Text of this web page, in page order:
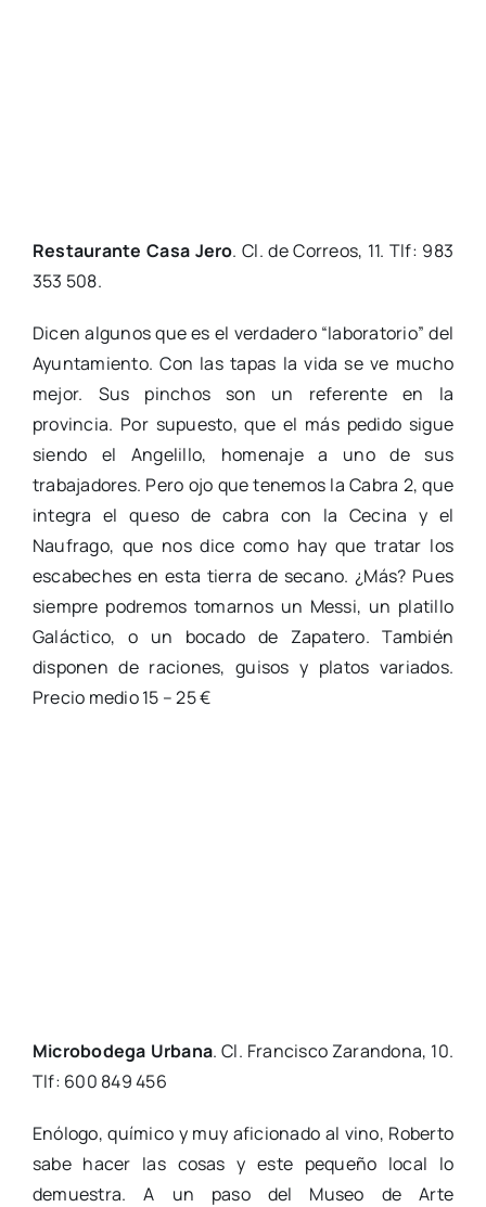
Restaurante Casa Jero. Cl. de Correos, 11. Tlf: 983
353 508.
Dicen algunos que es el verdadero “laboratorio” del
Ayuntamiento. Con las tapas la vida se ve mucho
mejor. Sus pinchos son un referente en la
provincia. Por supuesto, que el más pedido sigue
siendo el Angelillo, homenaje a uno de sus
trabajadores. Pero ojo que tenemos la Cabra 2, que
integra el queso de cabra con la Cecina y el
Naufrago, que nos dice como hay que tratar los
escabeches en esta tierra de secano. ¿Más? Pues
siempre podremos tomarnos un Messi, un platillo
Galáctico, o un bocado de Zapatero. También
disponen de raciones, guisos y platos variados.
Precio medio 15 – 25 €
Microbodega Urbana. Cl. Francisco Zarandona, 10.
Tlf: 600 849 456
Enólogo, químico y muy aficionado al vino, Roberto
sabe hacer las cosas y este pequeño local lo
demuestra. A un paso del Museo de Arte